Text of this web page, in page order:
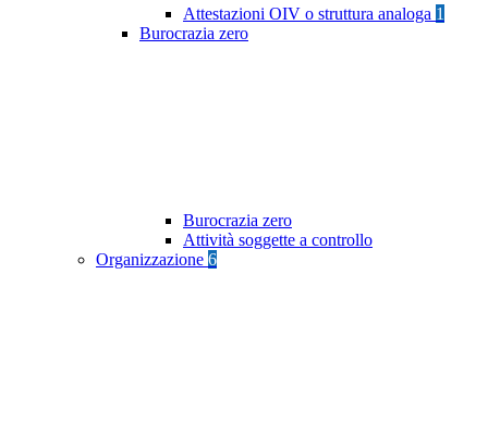
Attestazioni OIV o struttura analoga 1
Burocrazia zero
Burocrazia zero
Attività soggette a controllo
Organizzazione 6